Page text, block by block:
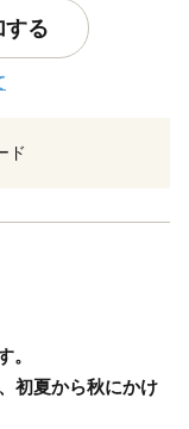
する
ド
。
初夏から秋にかけ